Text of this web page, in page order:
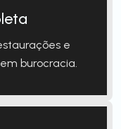
e
burocracia.